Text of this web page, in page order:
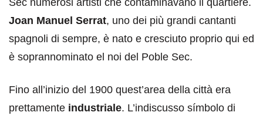
Joan Manuel Serrat, uno dei più grandi cantanti
spagnoli di sempre, è nato e cresciuto proprio qui ed
è soprannominato el noi del Poble Sec.
Fino all’inizio del 1900 quest’area della città era
prettamente industriale. L’indiscusso símbolo di